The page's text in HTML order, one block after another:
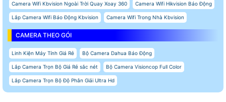
Camera Wifi Kbvision Ngoài Trời Quay Xoay 360 Camera Wifi Hikvision Báo Động
Lắp Camera Wifi Báo Động Kbvision Camera Wifi Trong Nhà Kbvision
CAMERA THEO GÓI
Linh Kiện Máy Tính Giá Rẻ Bộ Camera Dahua Báo Động
Lắp Camera Trọn Bộ Giá Rẻ sắc nét Bộ Camera Visioncop Full Color
Lắp Camera Trọn Bộ Độ Phân Giải Ultra Hd